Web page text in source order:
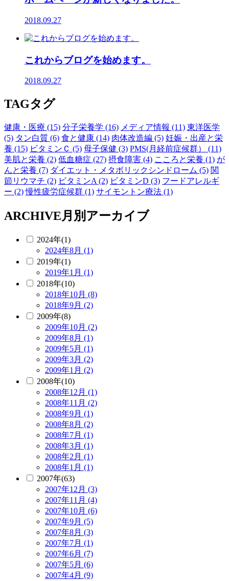
2018.09.27
これからブログを始めます。
2018.09.27
TAGタグ
健康・医療 (15) 分子栄養学 (16) メディア情報 (11) 東洋医学
(5) タン白質 (6) 食と健康 (14) 肉体改造編 (5) 妊娠・出産と栄
養 (15) ビタミンＣ (5) 母子保健 (3) PMS(月経前症候群） (11)
美肌と栄養 (2) 低血糖症 (27) 摂食障害 (4) こころと栄養 (1) が
んと栄養 (7) ダイエット・メタボリックシンドローム (5) 関
節リウマチ (2) ビタミンA (2) ビタミンD (3) フードアレルギ
ー (2) 慢性疲労症候群 (1) サイモントン療法 (1)
ARCHIVE月別アーカイブ
2024年(1)
2024年8月 (1)
2019年(1)
2019年1月 (1)
2018年(10)
2018年10月 (8)
2018年9月 (2)
2009年(8)
2009年10月 (2)
2009年8月 (1)
2009年5月 (1)
2009年3月 (2)
2009年1月 (2)
2008年(10)
2008年12月 (1)
2008年11月 (2)
2008年9月 (1)
2008年8月 (2)
2008年7月 (1)
2008年3月 (1)
2008年2月 (1)
2008年1月 (1)
2007年(63)
2007年12月 (3)
2007年11月 (4)
2007年10月 (6)
2007年9月 (5)
2007年8月 (3)
2007年7月 (1)
2007年6月 (7)
2007年5月 (6)
2007年4月 (9)